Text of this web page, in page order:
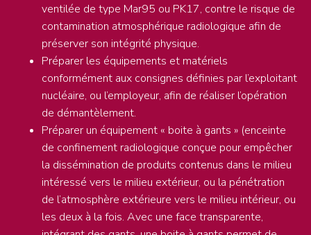
ventilée de type Mar95 ou PK17, contre le risque de
contamination atmosphérique radiologique afin de
préserver son intégrité physique.
Préparer les équipements et matériels
conformément aux consignes définies par l’exploitant
nucléaire, ou l’employeur, afin de réaliser l’opération
de démantèlement.
Préparer un équipement « boite à gants » (enceinte
de confinement radiologique conçue pour empêcher
la dissémination de produits contenus dans le milieu
intéressé vers le milieu extérieur, ou la pénétration
de l’atmosphère extérieure vers le milieu intérieur, ou
les deux à la fois. Avec une face transparente,